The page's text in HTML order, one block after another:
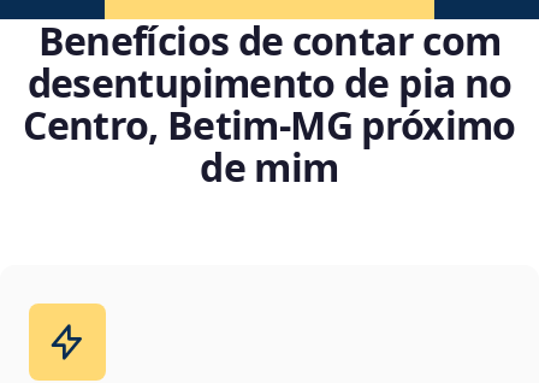
Benefícios de contar com
desentupimento de pia no
Centro, Betim‑MG próximo
de mim